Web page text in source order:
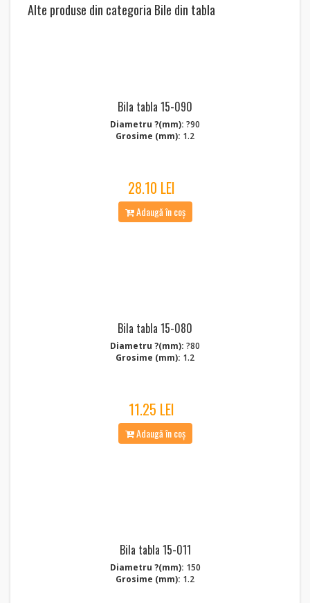
Alte produse din categoria Bile din tabla
Bila tabla 15-090
Diametru ?(mm): ?90
Grosime (mm): 1.2
28.10 LEI
Adaugă în coș
Bila tabla 15-080
Diametru ?(mm): ?80
Grosime (mm): 1.2
11.25 LEI
Adaugă în coș
Bila tabla 15-011
Diametru ?(mm): 150
Grosime (mm): 1.2